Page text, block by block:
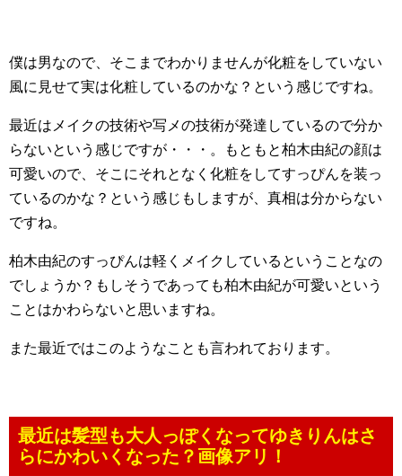
僕は男なので、そこまでわかりませんが化粧をしていない
風に見せて実は化粧しているのかな？という感じですね。
最近はメイクの技術や写メの技術が発達しているので分か
らないという感じですが・・・。もともと柏木由紀の顔は
可愛いので、そこにそれとなく化粧をしてすっぴんを装っ
ているのかな？という感じもしますが、真相は分からない
ですね。
柏木由紀のすっぴんは軽くメイクしているということなの
でしょうか？もしそうであっても柏木由紀が可愛いという
ことはかわらないと思いますね。
また最近ではこのようなことも言われております。
最近は髪型も大人っぽくなってゆきりんはさ
らにかわいくなった？画像アリ！